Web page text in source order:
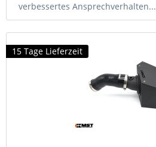
verbessertes Ansprechverhalten...
15 Tage Lieferzeit